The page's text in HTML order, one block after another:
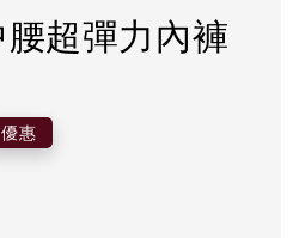
超彈力內褲
優惠